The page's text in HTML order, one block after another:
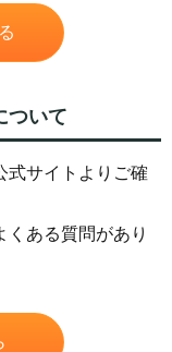
ついて
式サイトよりご確
ある質問があり